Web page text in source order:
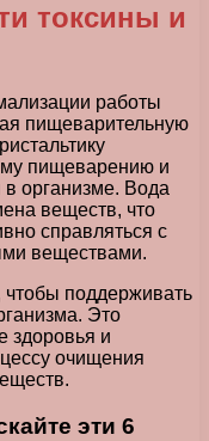
токсины и
работы
пищеварительную
пищеварению и
организме. Вода
веществ, что
справляться с
веществами.
чтобы поддерживать
Это
здоровья и
очищения
эти 6